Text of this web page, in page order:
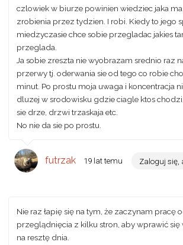
czlowiek w biurze powinien wiedziec jaka
zrobienia przez tydzien. I robi. Kiedy to jego
miedzyczasie chce sobie przegladac jakies
przeglada.
Ja sobie zreszta nie wyobrazam srednio raz
przerwy tj. oderwania sie od tego co robie
minut. Po prostu moja uwaga i koncentracja
dluzej w srodowisku gdzie ciagle ktos
sie drze, drzwi trzaskaja etc.
No nie da sie po prostu.
futrzak 19 lat temu Zaloguj się,
Nie raz łapię się na tym, że zaczynam pracę
przeglądnięcia z kilku stron, aby wprawić się
na resztę dnia.